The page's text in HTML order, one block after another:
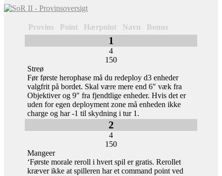
Provins Point Hærpoint Navn Bonus
1
4
150
Streø
Før første herophase må du redeploy d3 enheder
valgfrit på bordet. Skal være mere end 6″ væk fra
Objektiver og 9″ fra fjendtlige enheder. Hvis det er
uden for egen deployment zone må enheden ikke
charge og har -1 til skydning i tur 1.
2
4
150
Mangeer
‘Første morale reroll i hvert spil er gratis. Rerollet
kræver ikke at spilleren har et command point ved